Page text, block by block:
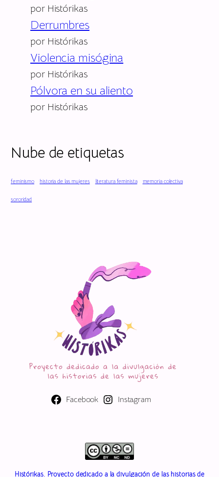
por Histórikas
Derrumbres
por Histórikas
Violencia misógina
por Histórikas
Pólvora en su aliento
por Histórikas
Nube de etiquetas
feminismo historia de las mujeres literatura feminista memoria colectiva
sororidad
Facebook Instagram
Histórikas. Proyecto dedicado a la divulgación de las historias de